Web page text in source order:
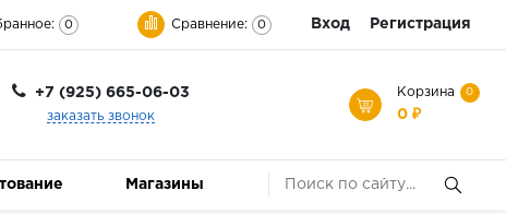
0 Сравнение: 0 Вход Регистрация
+7 (925) 665-06-03
заказать звонок
Корзина 0
0 ₽
Магазины